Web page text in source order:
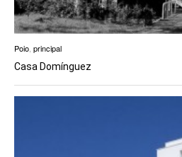
Poio, principal
Casa Domínguez